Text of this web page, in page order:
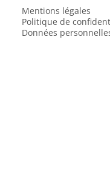
Mentions légales
Politique de
Données